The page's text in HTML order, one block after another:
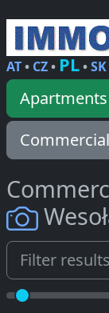
AT• CZ• PL•SK
Apartments